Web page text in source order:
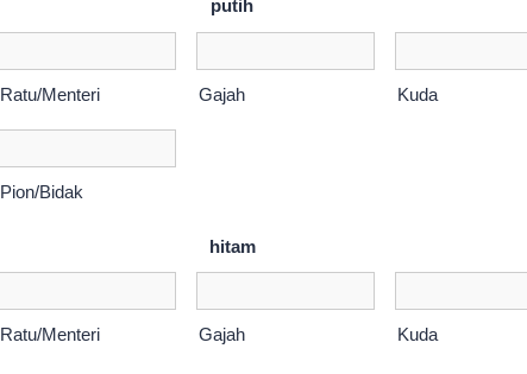
putih
Ratu/Menteri Gajah Kuda
Pion/Bidak
hitam
Ratu/Menteri Gajah Kuda